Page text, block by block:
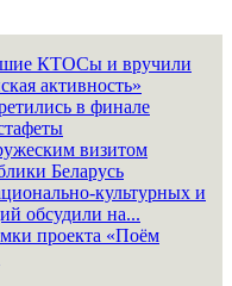
КТОСы и вручили
активность»
в финале
визитом
Беларусь
культурных и
обсудили на...
проекта «Поём